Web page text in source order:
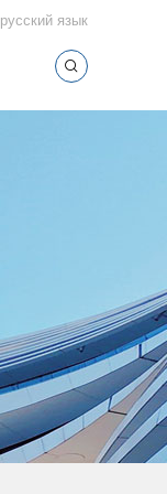
русский язык
